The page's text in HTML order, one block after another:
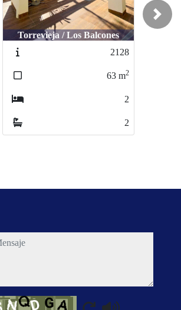
Torrevieja / PLAYA DEL
CURA
CURAVISTAS2
110m2
3
2
Next